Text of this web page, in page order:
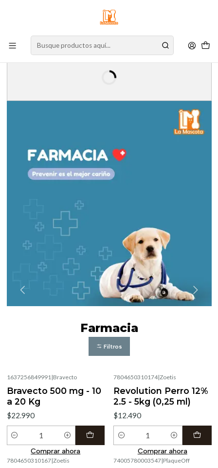
Nuestro stock online es independiente de la tienda física.
Compre por la web para garantizar sus productos y espere nuestra
Inicio
Farmacia
Filtros
1637256849991|Bravecto
Bravecto 500 mg - 10
a 20 Kg
$22.990
Cantidad
Comprar ahora
7804650310174|Zoetis
Revolution Perro 12%
2.5 - 5kg (0,25 ml)
$12.490
Cantidad
Comprar ahora
7804650310167|Zoetis 74005780003547|PlaqueOff